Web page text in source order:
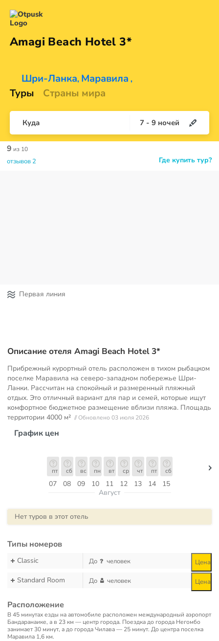
Amagi Beach Hotel 3*
Шри-Ланка, Маравила ,
Туры Страны мира
Куда 7 - 9 ночей
Где купить тур?
9 из 10
отзывов 2
Первая линия
Описание отеля Amagi Beach Hotel 3*
Прибрежный курортный отель расположен в тихом рыбацком
поселке Маравила на северо-западном побережье Шри-
Ланки. Рассчитан на спокойный и размеренный пляжный
отдых. Это отличный вариант для пар и семей, которые ищут
комфортное бюджетное размещение вблизи пляжа. Площадь
территории 4000 м² // Обновлено 03 июля 2026
График цен
07
пт
08
сб
09
вс
10
пн
11
вт
12
ср
13
чт
14
пт
15
сб
Август
Нет туров в этот отель
Типы номеров
Classic До человек Цена
Standard Room До человек Цена
Расположение
В 45 минутах езды на автомобиле расположен международный аэропорт
Бандаранаике, а в 23 км — центр города. Поездка до города Негомбо
занимает 30 минут, а до города Чилава — 25 минут. До центра поселка
Маравила 1,6 км.